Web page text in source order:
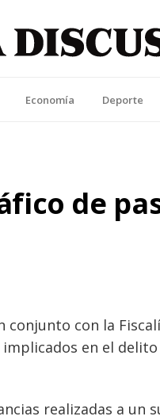
Economía Deporte
de
con la
en el delito
realizadas a un